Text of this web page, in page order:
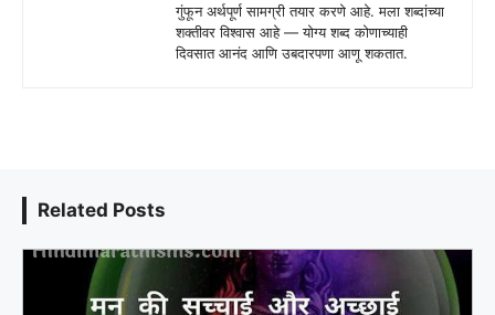
गुंफून अर्थपूर्ण सामग्री तयार करणे आहे. मला शब्दांच्या
शक्तीवर विश्वास आहे — योग्य शब्द कोणाच्याही
दिवसात आनंद आणि उबदारपणा आणू शकतात.
Related Posts